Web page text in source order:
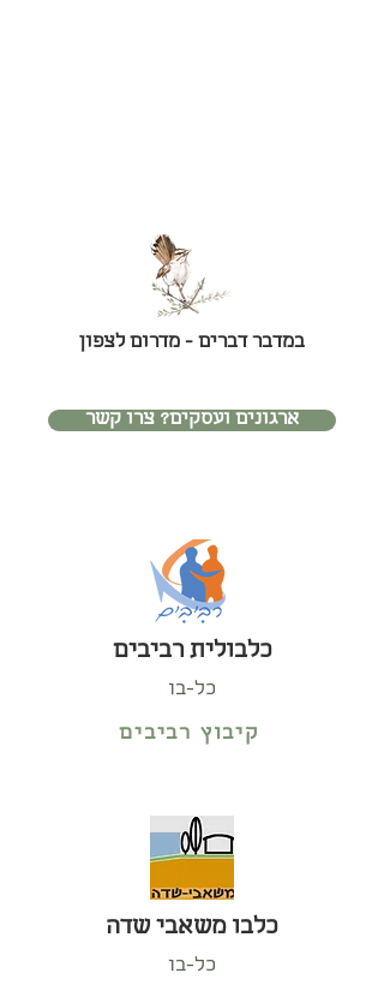
במדבר דברים - מדרום לצפון
ארגונים ועסקים? צרו קשר
כלבולית רביבים
כל-בו
קיבוץ רביבים
כלבו משאבי שדה
כל-בו